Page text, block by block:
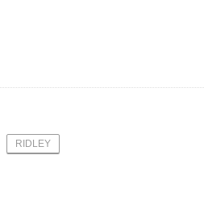
RIDLEY